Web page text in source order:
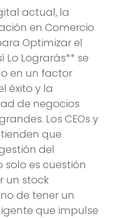
actual, la
en Comercio
Optimizar el
Lo Lograrás** se
en un factor
éxito y la
de negocios
Los CEOs y
que
del
solo es cuestión
un stock
de tener un
que impulse